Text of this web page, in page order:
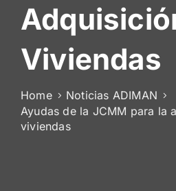
Contratante
Noticias
Contacto
Area
De
Socios
Viviendas
Home
Noticias ADIMAN
Ayudas de la JCMM para la
viviendas